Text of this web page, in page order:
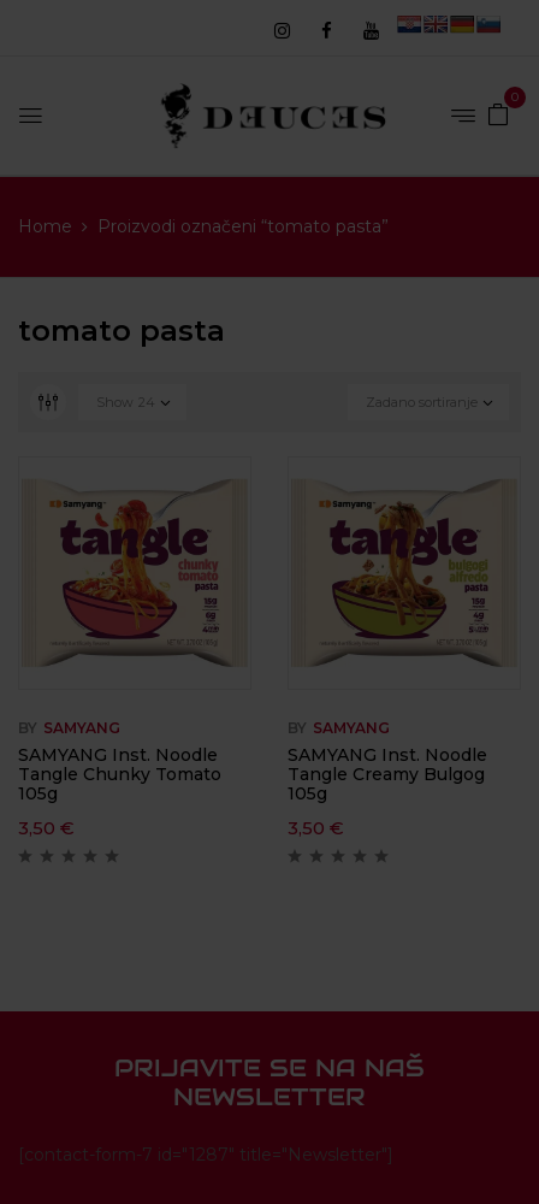
0
Home Proizvodi označeni “tomato pasta”
tomato pasta
Zadano sortiranje
Show 24
BY SAMYANG
SAMYANG Inst. Noodle
Tangle Chunky Tomato
105g
3,50 €
BY SAMYANG
SAMYANG Inst. Noodle
Tangle Creamy Bulgog
105g
3,50 €
PRIJAVITE SE NA NAŠ
NEWSLETTER
[contact-form-7 id="1287" title="Newsletter"]